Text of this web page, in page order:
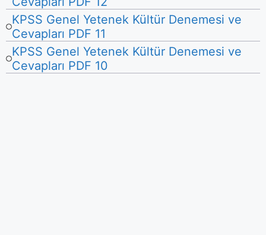
KPSS Genel Yetenek Kültür Denemesi ve
Cevapları PDF 11
KPSS Genel Yetenek Kültür Denemesi ve
Cevapları PDF 10